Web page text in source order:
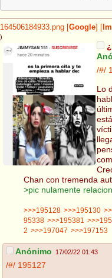
164506184933.png Google
)
/#/
Lo
Chan con tremenda
>pic nulamente
>>>195128 >>>195130
95338 >>>195381
2 >>>197047 >>>197153
Anónimo 17/02/22 01:43
/#/ 195127